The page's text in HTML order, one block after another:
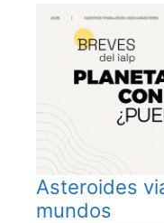
Asteroides
mundos